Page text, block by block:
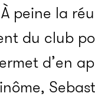
peine la
du club
d’en